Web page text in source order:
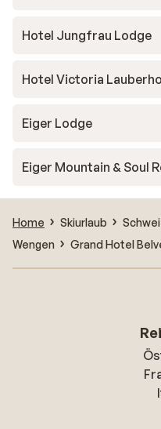
Hotel Jungfrau Lodge
Hotel Victoria
Eiger Lodge
Eiger Mountain & Soul
Home Skiurlaub
Wengen
Grand Hotel